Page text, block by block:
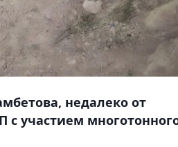
недалеко от
с участием